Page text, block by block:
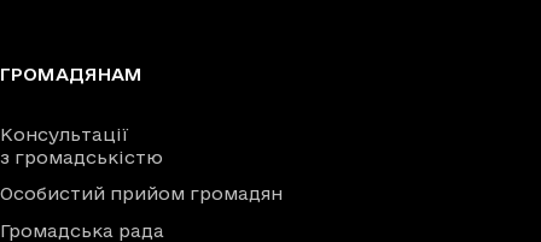
ГРОМАДЯНАМ
Консультації
з громадськістю
Особистий прийом громадян
Громадська рада